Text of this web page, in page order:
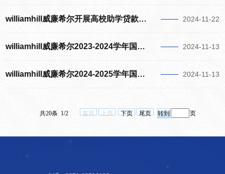
williamhill威廉希尔开展高校助学贷款发放答疑会暨资助政策宣讲会 2024-11-22
williamhill威廉希尔2023-2024学年国设奖学金调整变更名单公示 2024-11-13
williamhill威廉希尔2024-2025学年国家助学金调整变更公示 2024-11-13
共20条 1/2 首页 上页 下页 尾页 页